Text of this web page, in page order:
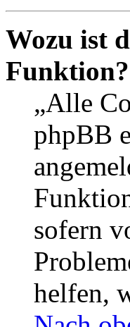
Wozu ist
Funktion?
„Alle
phpBB
sofern
helfen,